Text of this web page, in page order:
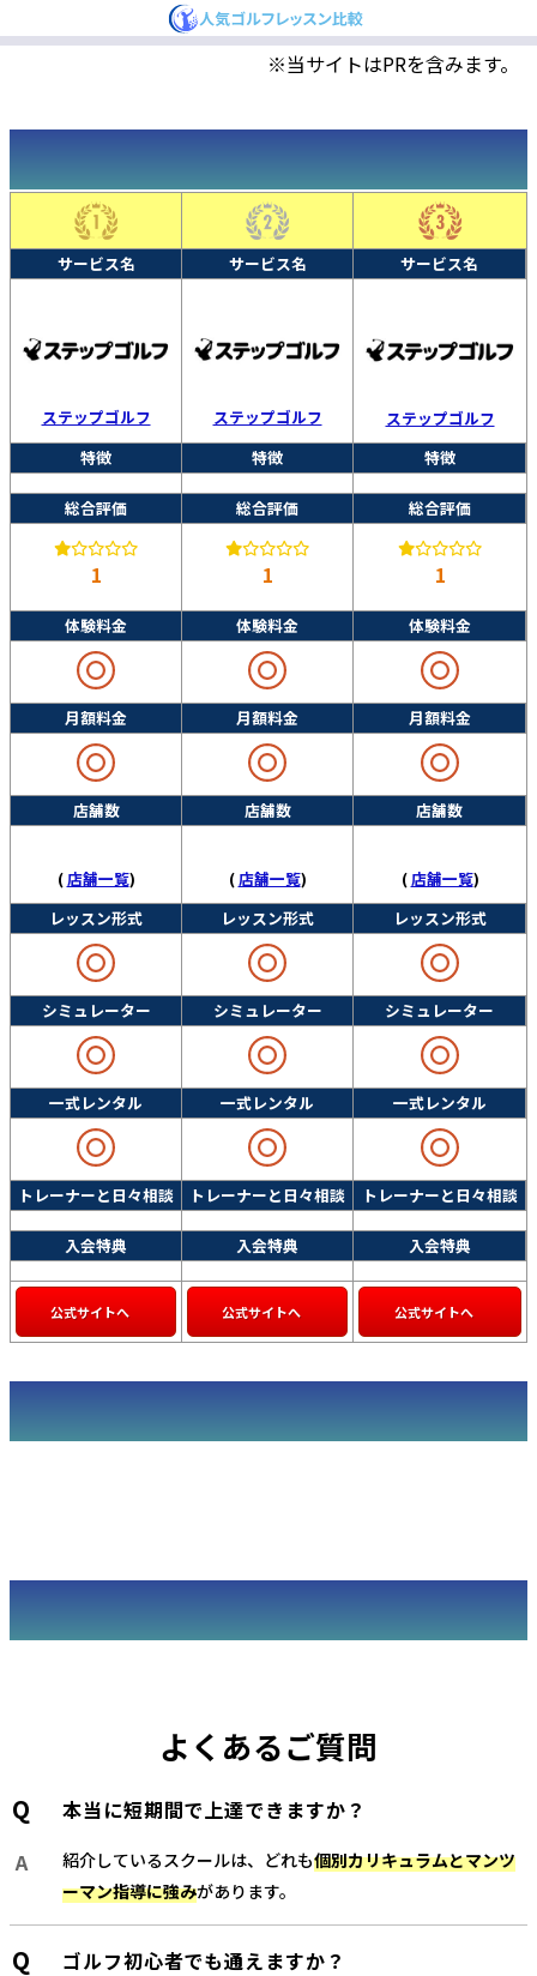
※当サイトはPRを含みます。
サービス名 サービス名 サービス名
ステップゴルフ ステップゴルフ
ステップゴルフ
特徴
特徴 特徴
総合評価 総合評価 総合評価
1 1 1
体験料金 体験料金 体験料金
月額料金 月額料金 月額料金
店舗数 店舗数 店舗数
(店舗一覧) (店舗一覧) (店舗一覧)
レッスン形式
レッスン形式 レッスン形式
シミュレーター シミュレーター シミュレーター
一式レンタル 一式レンタル 一式レンタル
トレーナーと日々相談 トレーナーと日々相談 トレーナーと日々相談
入会特典 入会特典 入会特典
公式サイトへ 公式サイトへ 公式サイトへ
よくあるご質問
本当に短期間で上達できますか？
紹介しているスクールは、どれも個別カリキュラムとマンツ
ーマン指導に強みがあります。
ゴルフ初心者でも通えますか？